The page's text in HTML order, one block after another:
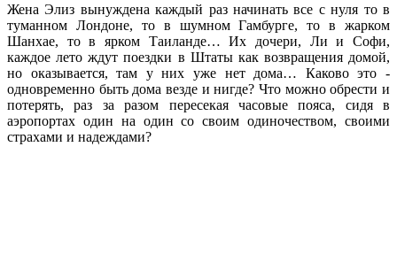
Жена Элиз вынуждена каждый раз начинать все с нуля то в
туманном Лондоне, то в шумном Гамбурге, то в жарком
Шанхае, то в ярком Таиланде… Их дочери, Ли и Софи,
каждое лето ждут поездки в Штаты как возвращения домой,
но оказывается, там у них уже нет дома… Каково это -
одновременно быть дома везде и нигде? Что можно обрести и
потерять, раз за разом пересекая часовые пояса, сидя в
аэропортах один на один со своим одиночеством, своими
страхами и надеждами?